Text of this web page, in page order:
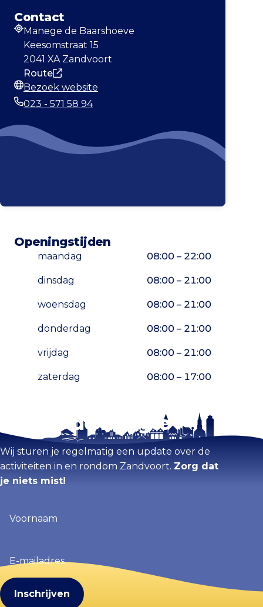
Contact
Adres
Manege de Baarshoeve
Keesomstraat 15
2041 XA Zandvoort
Route
Website
Bezoek website
023 - 571 58 94
Openingstijden
maandag 08:00 – 22:00
dinsdag 08:00 – 21:00
woensdag 08:00 – 21:00
donderdag 08:00 – 21:00
vrijdag 08:00 – 21:00
zaterdag 08:00 – 17:00
Kaart vergroten
Blijf op de hoogte
Wij sturen je regelmatig een update over de
activiteiten in en rondom Zandvoort. Zorg dat
je niets mist!
(Vereist)
mailadres
(Vereist)